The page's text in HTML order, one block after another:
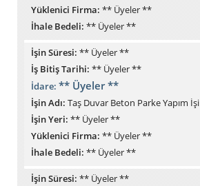
Yüklenici Firma:** Üyeler **
İhale Bedeli:** Üyeler **
İşin Süresi: ** Üyeler **
İş Bitiş Tarihi: ** Üyeler **
İdare: ** Üyeler **
İşin Adı: Taş Duvar Beton Parke Yapım İşi
İşin Yeri: ** Üyeler **
Yüklenici Firma: ** Üyeler **
İhale Bedeli: ** Üyeler **
İşin Süresi:** Üyeler **